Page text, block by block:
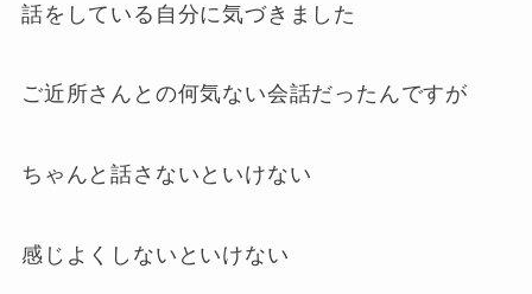
話をしている自分に気づきました
ご近所さんとの何気ない会話だったんですが
ちゃんと話さないといけない
感じよくしないといけない